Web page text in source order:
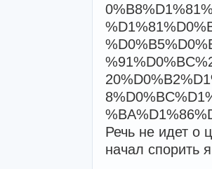
Речь не идет о
начал спорить